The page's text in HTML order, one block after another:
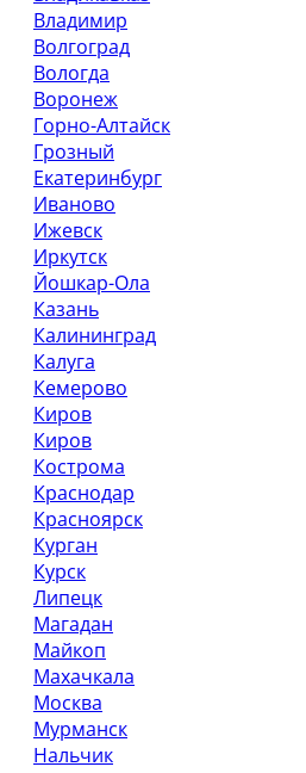
Владимир
Волгоград
Вологда
Воронеж
Горно-Алтайск
Грозный
Екатеринбург
Иваново
Ижевск
Иркутск
Йошкар-Ола
Казань
Калининград
Калуга
Кемерово
Киров
Киров
Кострома
Краснодар
Красноярск
Курган
Курск
Липецк
Магадан
Майкоп
Махачкала
Москва
Мурманск
Нальчик